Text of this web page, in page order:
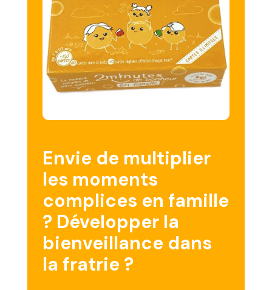
Envie de multiplier
les moments
complices en famille
? Développer la
bienveillance dans
la fratrie ?